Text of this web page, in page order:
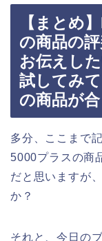
【まとめ
の商品の
お伝えし
試してみ
の商品が
多分、ここまで
5000プラスの商
だと思いますが
か？
それと、今日の